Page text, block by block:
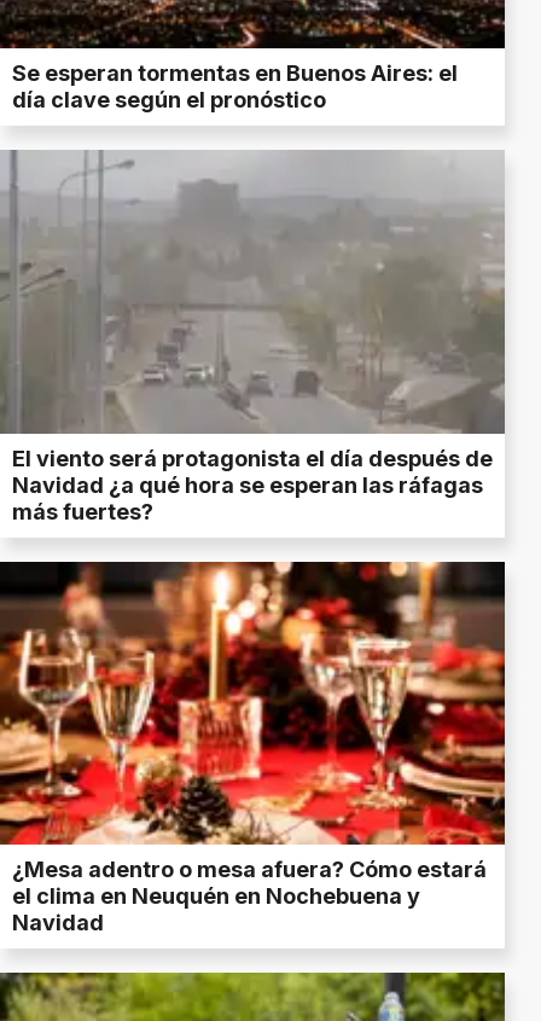
Se esperan tormentas en Buenos Aires: el
día clave según el pronóstico
El viento será protagonista el día después de
Navidad ¿a qué hora se esperan las ráfagas
más fuertes?
¿Mesa adentro o mesa afuera? Cómo estará
el clima en Neuquén en Nochebuena y
Navidad